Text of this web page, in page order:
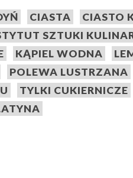
CIASTA CIASTO
SZTUKI
KĄPIEL WODNA
POLEWA LUSTRZANA
TYLKI CUKIERNICZE